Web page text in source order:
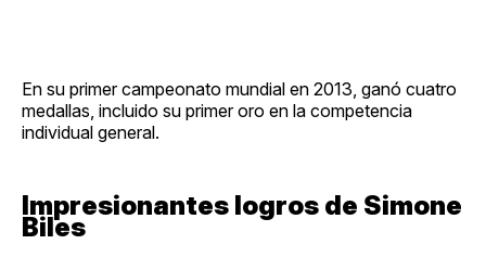
En su primer campeonato mundial en 2013, ganó cuatro
medallas, incluido su primer oro en la competencia
individual general.
Impresionantes logros de Simone
Biles